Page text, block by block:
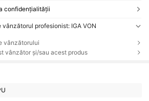
confidențialității
vânzătorul profesionist: IGA VON
vânzătorului
vânzător și/sau acest produs